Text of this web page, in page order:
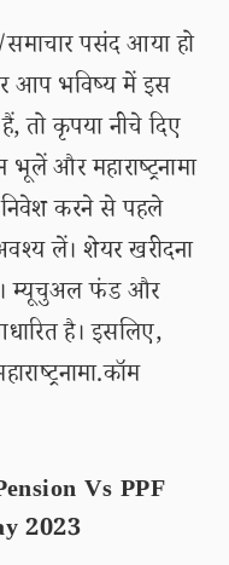
पसंद आया हो
आप भविष्य में इस
तो कृपया नीचे दिए
और महाराष्ट्रनामा
करने से पहले
लें। शेयर खरीदना
म्यूचुअल फंड और
है। इसलिए,
Vs PPF
2023